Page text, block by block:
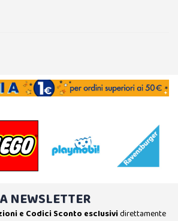
NEWSLETTER
e Codici Sconto esclusividirettamente